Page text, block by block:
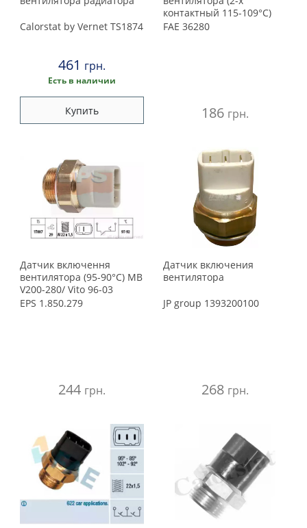
Calorstat by Vernet TS1874
461 грн.
Есть в наличии
Купить
контактный 115-109°C)
FAE 36280
186 грн.
Датчик включення
вентилятора (95-90°C) MB
V200-280/ Vito 96-03
EPS 1.850.279
244 грн.
Датчик включения
вентилятора
JP group 1393200100
268 грн.